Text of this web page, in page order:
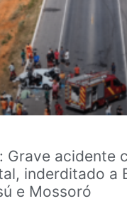
Grave acidente
inderditado a
e Mossoró